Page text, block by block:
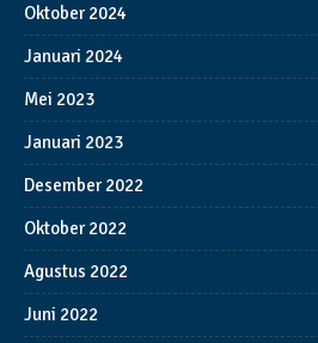
Oktober 2024
Januari 2024
Mei 2023
Januari 2023
Desember 2022
Oktober 2022
Agustus 2022
Juni 2022